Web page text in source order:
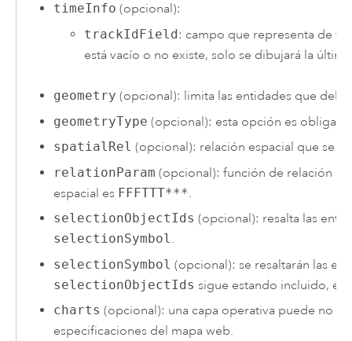
timeInfo (opcional):
trackIdField: campo que representa de
está vacío o no existe, solo se dibujará la
geometry (opcional): limita las entidades que
geometryType (opcional): esta opción es
spatialRel (opcional): relación espacial que se
relationParam (opcional): función de relación
espacial es FFFTTT***.
selectionObjectIds (opcional): resalta las
selectionSymbol.
selectionSymbol (opcional): se resaltarán las
selectionObjectIds sigue estando incluido, el
charts (opcional): una capa operativa puede no
especificaciones del mapa web.